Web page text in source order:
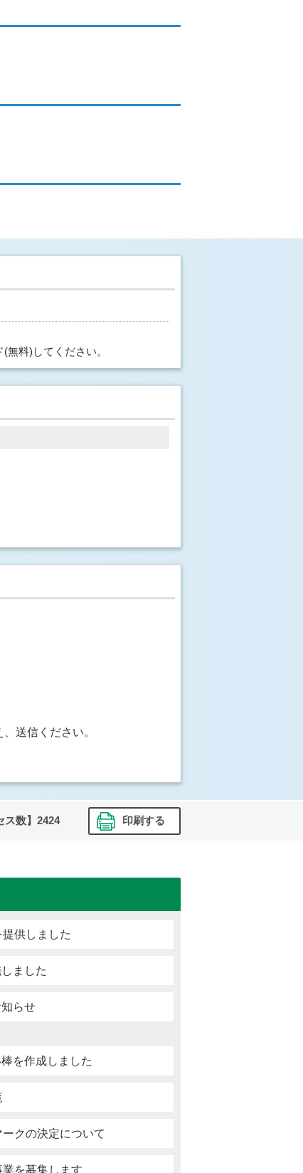
無料)してください。
送信ください。
ス数】 2424 印刷する
供しました
ました
らせ
を作成しました
クの決定について
を募集します